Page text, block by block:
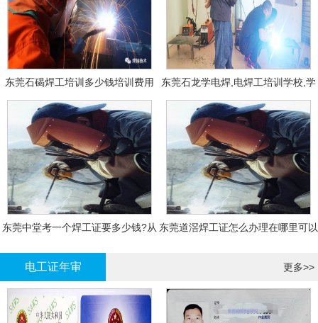
东莞石碣焊工培训多少钱培训费用
东莞石龙学电焊,电焊工培训学校,学
费多少钱?
东莞中堂考一个焊工证要多少钱?从 东莞道滘焊工证怎么办理在哪里可以
电工证年审 更多>>